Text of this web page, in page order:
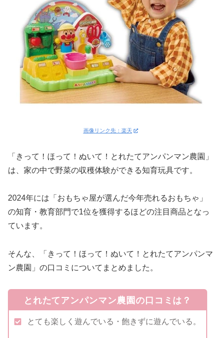
画像リンク先：楽天
「きって！ほって！ぬいて！とれたてアンパンマン農園」
は、家の中で野菜の収穫体験ができる知育玩具です。
2024年には「おもちゃ屋が選んだ今年売れるおもちゃ」
の知育・教育部門で1位を獲得するほどの注目商品となっ
ています。
そんな、「きって！ほって！ぬいて！とれたてアンパンマ
ン農園」の口コミについてまとめました。
とれたてアンパンマン農園の口コミは？
とても楽しく遊んでいる・飽きずに遊んでいる。